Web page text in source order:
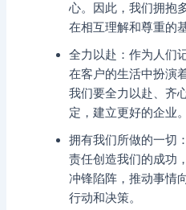
心。因此，我们拥抱
在相互理解和尊重的
全力以赴：作为人们
在客户的生活中扮演
我们要全力以赴、齐
定，建立更好的企业。
拥有我们所做的一切
责任创造我们的成功
冲锋陷阵，推动事情
行动和决策。